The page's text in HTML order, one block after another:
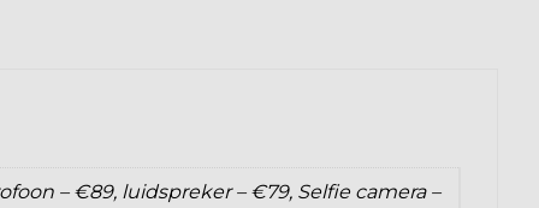
– €89, luidspreker – €79, Selfie camera –